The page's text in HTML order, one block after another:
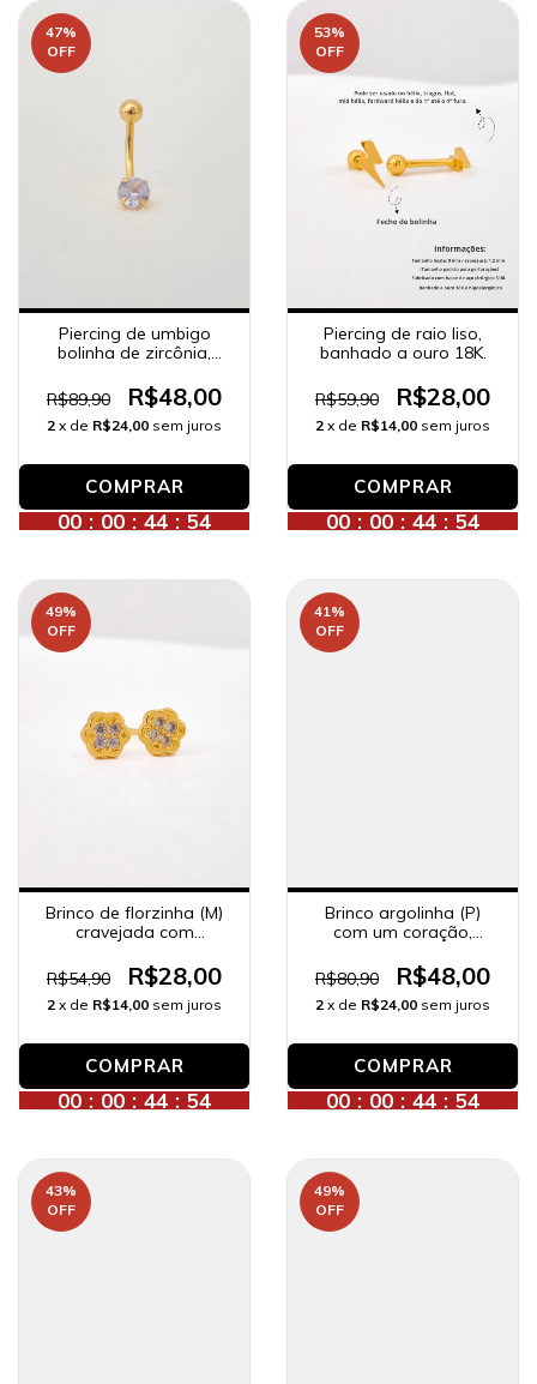
47%
OFF
Piercing de umbigo
bolinha de zircônia,
R$89,90
R$48,00
2 x de R$24,00 sem juros
00 : 00 : 44 : 52
53%
OFF
Piercing de raio liso,
banhado a ouro 18K.
R$59,90 R$28,00
2 x de R$14,00 sem juros
00 : 00 : 44 : 52
49%
OFF
Brinco de florzinha (M)
cravejada com
ouro 18K.
R$54,90 R$28,00
2 x de R$14,00 sem juros
00 : 00 : 44 : 52
41%
OFF
Brinco argolinha (P)
com um coração,
R$80,90
R$48,00
2 x de R$24,00 sem juros
00 : 00 : 44 : 52
43%
OFF
49%
OFF